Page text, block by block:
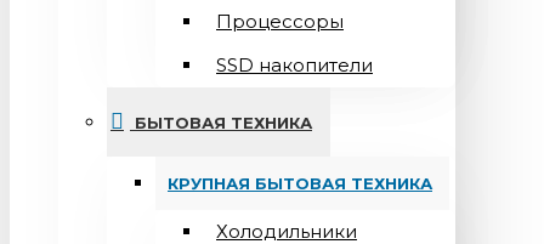
Процессоры
SSD накопители
БЫТОВАЯ ТЕХНИКА
КРУПНАЯ БЫТОВАЯ ТЕХНИКА
Холодильники